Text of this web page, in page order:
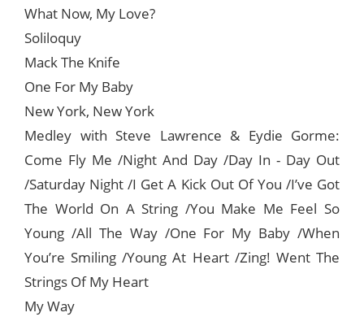
What Now, My Love?
Soliloquy
Mack The Knife
One For My Baby
New York, New York
Medley with Steve Lawrence & Eydie Gorme:
Come Fly Me /Night And Day /Day In - Day Out
/Saturday Night /I Get A Kick Out Of You /I’ve Got
The World On A String /You Make Me Feel So
Young /All The Way /One For My Baby /When
You’re Smiling /Young At Heart /Zing! Went The
Strings Of My Heart
My Way